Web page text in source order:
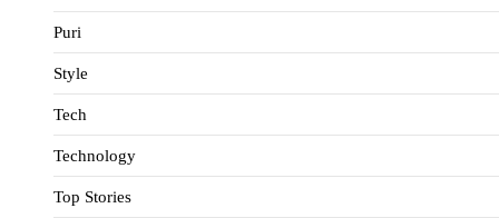
Puri
Style
Tech
Technology
Top Stories